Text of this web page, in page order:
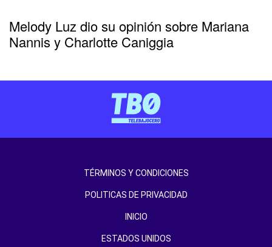
Melody Luz dio su opinión sobre Mariana
Nannis y Charlotte Caniggia
TÉRMINOS Y CONDICIONES
POLITICAS DE PRIVACIDAD
INICIO
ESTADOS UNIDOS